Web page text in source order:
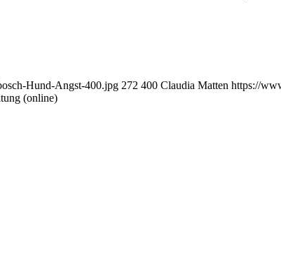
Hund-Angst-400.jpg 272 400 Claudia Matten https://
(online)